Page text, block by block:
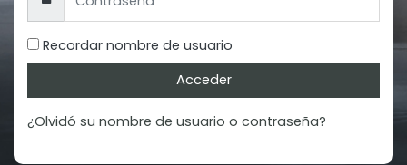
Recordar nombre de usuario
Acceder
¿Olvidó su nombre de usuario o contraseña?